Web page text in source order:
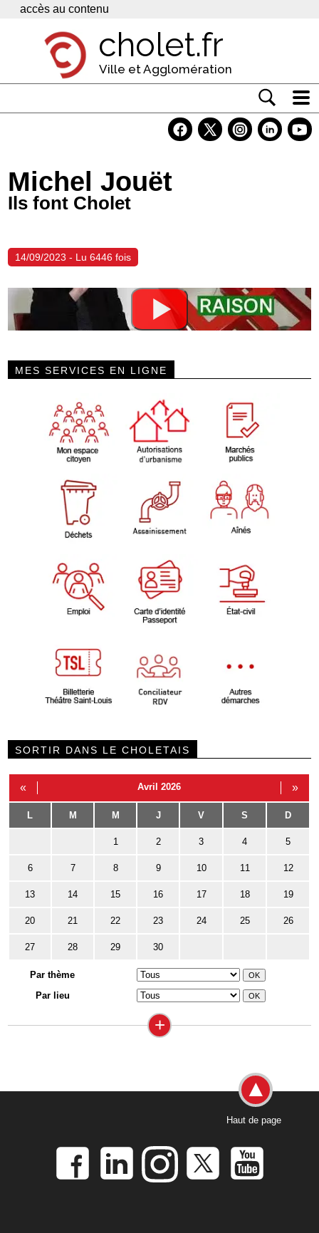
Panneau de gestion des cookies
accès au contenu
cholet.fr
Ville et Agglomération
Economie
Michel Jouët
Ils font Cholet
14/09/2023 - Lu 6446 fois
MES SERVICES EN LIGNE
SORTIR DANS LE CHOLETAIS
« Avril 2026 »
L M M J V S D
1 2 3 4 5
6 7 8 9 10 11 12
13 14 15 16 17 18 19
20 21 22 23 24 25 26
27 28 29 30
Par thème
Par lieu
+
Haut de page